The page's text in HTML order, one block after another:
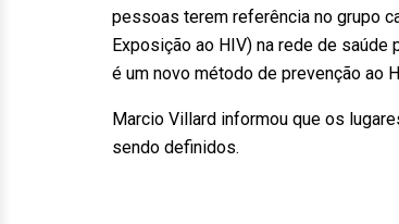
pessoas terem referência no grupo
Exposição ao HIV) na rede de saúde
é um novo método de prevenção ao
Marcio Villard informou que os
sendo definidos.